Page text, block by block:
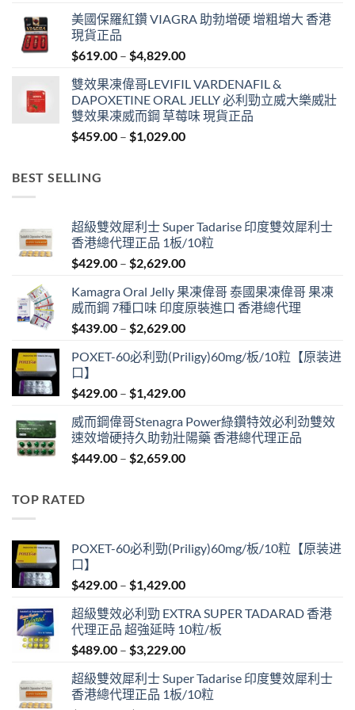
$459.00
$1,329.00
美國保羅紅鑽 VIAGRA 助勃增硬 增粗增大 香港
現貨正品
$619.00 – $4,829.00Price
$619.00
through
$4,829.00
雙效果凍偉哥LEVIFIL VARDENAFIL &
DAPOXETINE ORAL JELLY 必利勁立威大樂威壯
雙效果凍威而鋼 草莓味 現貨正品
$459.00 – $1,029.00Price
BEST SELLING
超級雙效犀利士 Super Tadarise 印度雙效犀利士
香港總代理正品 1板/10粒
$429.00 – $2,629.00Price
$429.00
through
$2,629.00
Kamagra Oral Jelly 果凍偉哥 泰國果凍偉哥 果凍
威而鋼 7種口味 印度原裝進口 香港總代理
$439.00 – $2,629.00Price
$439.00
$2,629.00
POXET-60必利勁(Priligy)60mg/板/10粒【原装进
口】
$429.00 – $1,429.00Price
$429.00
through
$1,429.00
威而鋼偉哥Stenagra Power綠鑽特效必利劲雙效
速效增硬持久助勃壯陽藥 香港總代理正品
$449.00 – $2,659.00Price
TOP RATED
POXET-60必利勁(Priligy)60mg/板/10粒【原装进
口】
$429.00 – $1,429.00Price
$429.00
through
$1,429.00
超級雙效必利勁 EXTRA SUPER TADARAD 香港
代理正品 超強延時 10粒/板
$489.00 – $3,229.00Price
$489.00
through
超級雙效犀利士 Super Tadarise 印度雙效犀利士
香港總代理正品 1板/10粒